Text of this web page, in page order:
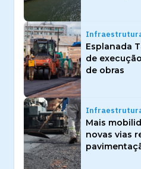
Esplanada
de
de obras
Mais
novas vias